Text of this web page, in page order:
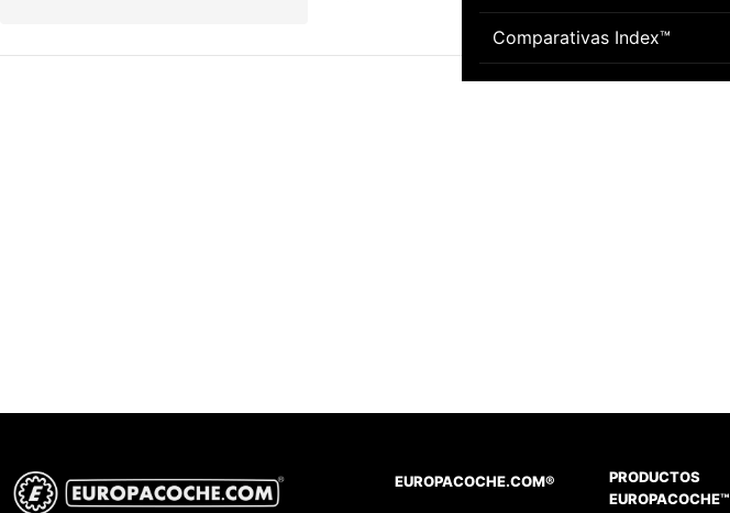
Comparativas Index™
EUROPACOCHE.COM®
PRODUCTOS
EUROPACOCHE™